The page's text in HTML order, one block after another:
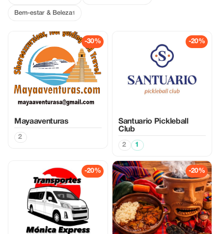
Bem-estar & Beleza1
-30%
Mayaaventuras
2
-20%
Santuario Pickleball
Club
2 1
-20% -20%